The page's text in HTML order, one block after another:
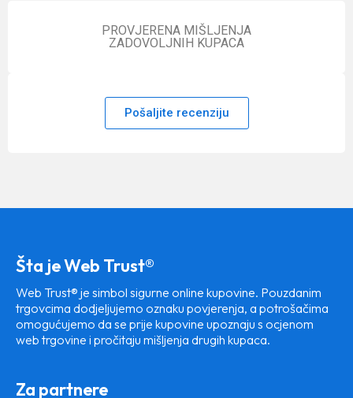
PROVJERENA MIŠLJENJA
ZADOVOLJNIH KUPACA
Pošaljite recenziju
Šta je Web Trust®
Web Trust® je simbol sigurne online kupovine. Pouzdanim
trgovcima dodjeljujemo oznaku povjerenja, a potrošačima
omogućujemo da se prije kupovine upoznaju s ocjenom
web trgovine i pročitaju mišljenja drugih kupaca.
Za partnere